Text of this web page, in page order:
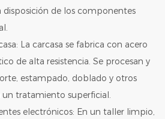
de los componentes
La carcasa se fabrica con acero
de alta resistencia. Se procesan y
estampado, doblado y otros
un tratamiento superficial.
electrónicos: En un taller limpio,